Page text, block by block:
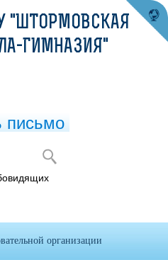
истории
"ШТОРМОВСКАЯ
ГИМНАЗИЯ"
письмо
организации